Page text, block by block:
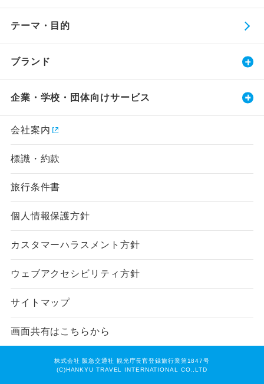
テーマ・目的
ブランド
企業・学校・団体向けサービス
会社案内
標識・約款
旅行条件書
個人情報保護方針
カスタマーハラスメント方針
ウェブアクセシビリティ方針
サイトマップ
画面共有はこちらから
株式会社 阪急交通社 観光庁長官登録旅行業第1847号
(C)HANKYU TRAVEL INTERNATIONAL CO.,LTD